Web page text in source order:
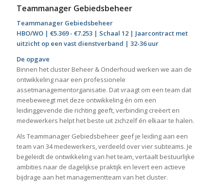
Teammanager Gebiedsbeheer
Teammanager Gebiedsbeheer
HBO/WO | €5.369 - €7.253 | Schaal 12 | Jaarcontract met
uitzicht op een vast dienstverband | 32-36 uur
De opgave
Binnen het cluster Beheer & Onderhoud werken we aan de
ontwikkeling naar een professionele
assetmanagementorganisatie. Dat vraagt om een team dat
meebeweegt met deze ontwikkeling én om een
leidinggevende die richting geeft, verbinding creëert en
medewerkers helpt het beste uit zichzelf én elkaar te halen.
Als Teammanager Gebiedsbeheer geef je leiding aan een
team van 34 medewerkers, verdeeld over vier subteams. Je
begeleidt de ontwikkeling van het team, vertaalt bestuurlijke
ambities naar de dagelijkse praktijk en levert een actieve
bijdrage aan het managementteam van het cluster.